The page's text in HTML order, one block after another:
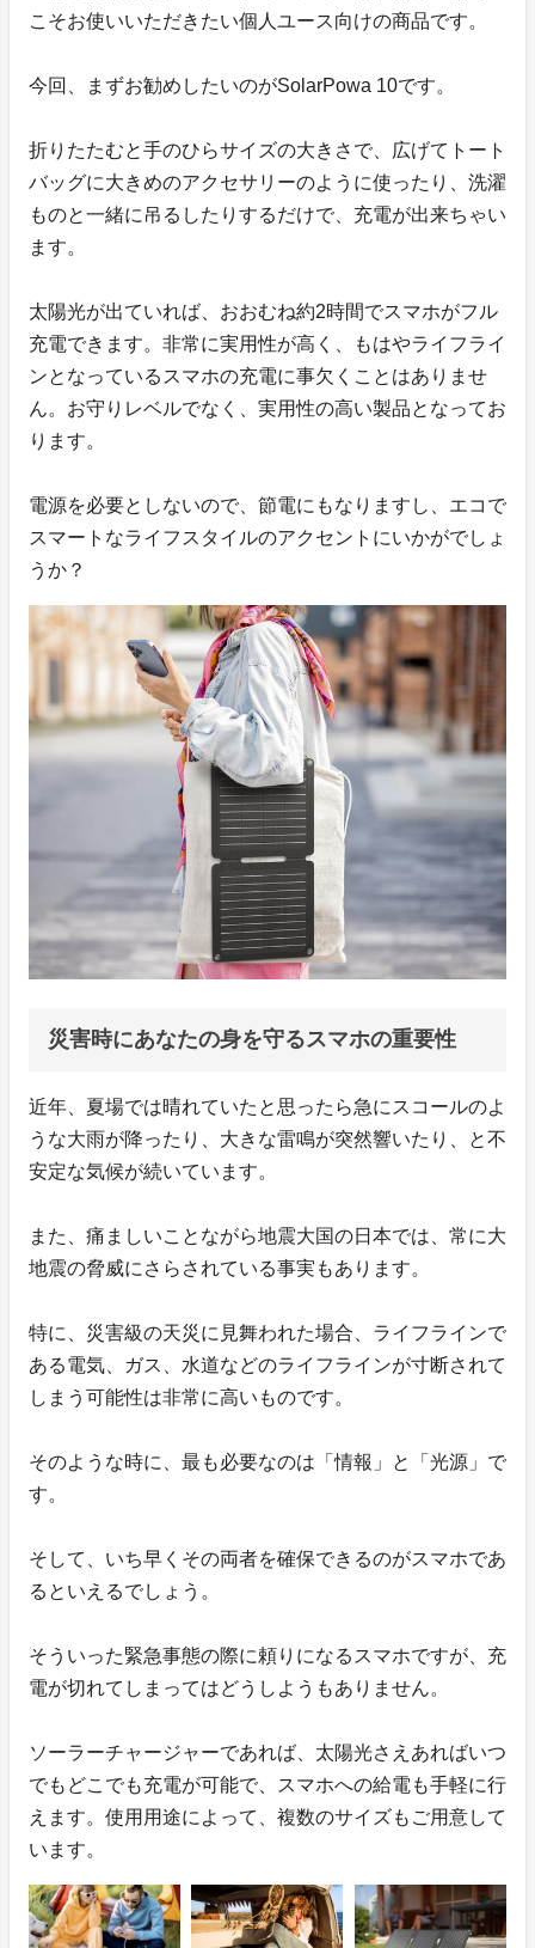
こそお使いいただきたい個人ユース向けの商品です。
今回、まずお勧めしたいのがSolarPowa 10です。
折りたたむと手のひらサイズの大きさで、広げてトート
バッグに大きめのアクセサリーのように使ったり、洗濯
ものと一緒に吊るしたりするだけで、充電が出来ちゃい
ます。
太陽光が出ていれば、おおむね約2時間でスマホがフル
充電できます。非常に実用性が高く、もはやライフライ
ンとなっているスマホの充電に事欠くことはありませ
ん。お守りレベルでなく、実用性の高い製品となってお
ります。
電源を必要としないので、節電にもなりますし、エコで
スマートなライフスタイルのアクセントにいかがでしょ
うか？
災害時にあなたの身を守るスマホの重要性
近年、夏場では晴れていたと思ったら急にスコールのよ
うな大雨が降ったり、大きな雷鳴が突然響いたり、と不
安定な気候が続いています。
また、痛ましいことながら地震大国の日本では、常に大
地震の脅威にさらされている事実もあります。
特に、災害級の天災に見舞われた場合、ライフラインで
ある電気、ガス、水道などのライフラインが寸断されて
しまう可能性は非常に高いものです。
そのような時に、最も必要なのは「情報」と「光源」で
す。
そして、いち早くその両者を確保できるのがスマホであ
るといえるでしょう。
そういった緊急事態の際に頼りになるスマホですが、充
電が切れてしまってはどうしようもありません。
ソーラーチャージャーであれば、太陽光さえあればいつ
でもどこでも充電が可能で、スマホへの給電も手軽に行
えます。使用用途によって、複数のサイズもご用意して
います。